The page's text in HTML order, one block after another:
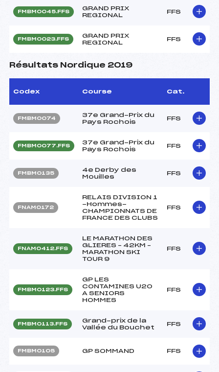
FMBM0045.FFS
GRAND PRIX
REGIONAL
FFS
FMBM0023.FFS
GRAND PRIX
REGIONAL
FFS
Résultats Nordique 2019
Codex Course Cat.
FMBM0074
37e Grand-Prix du
Pays Rochois
FFS
FMBM0077.FFS
37e Grand-Prix du
Pays Rochois
FFS
FMBM0135
4e Derby des
Mouilles
FFS
FNAM0172
RELAIS DIVISION 1
-Hommes-
CHAMPIONNATS DE
FRANCE DES CLUBS
FFS
FNAM0412.FFS
LE MARATHON DES
GLIERES – 42KM –
MARATHON SKI
TOUR 9
FFS
FMBM0123.FFS
GP LES
CONTAMINES U20
A SENIORS
HOMMES
FFS
FMBM0113.FFS
Grand-prix de la
Vallée du Bouchet
FFS
FMBM0105 GP SOMMAND FFS